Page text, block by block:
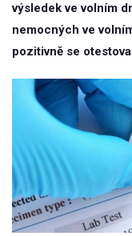
výsledek ve volním
nemocných ve
pozitivně se